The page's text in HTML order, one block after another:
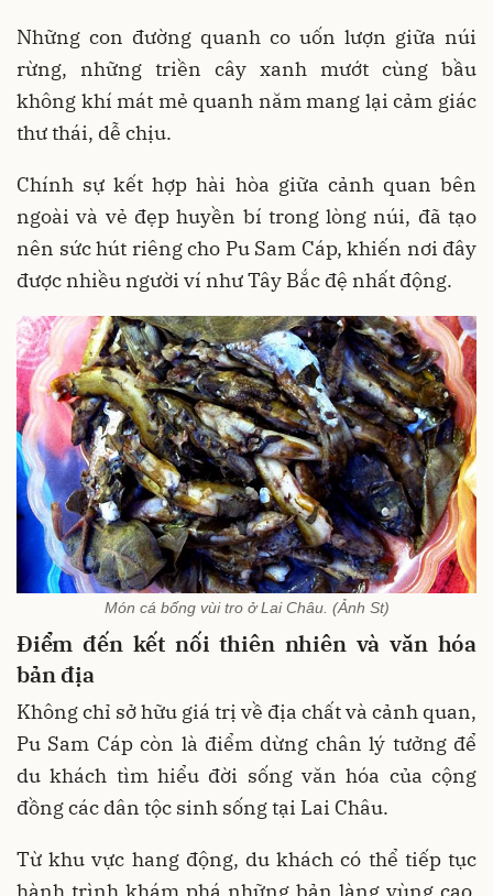
Những con đường quanh co uốn lượn giữa núi
rừng, những triền cây xanh mướt cùng bầu
không khí mát mẻ quanh năm mang lại cảm giác
thư thái, dễ chịu.
Chính sự kết hợp hài hòa giữa cảnh quan bên
ngoài và vẻ đẹp huyền bí trong lòng núi, đã tạo
nên sức hút riêng cho Pu Sam Cáp, khiến nơi đây
được nhiều người ví như Tây Bắc đệ nhất động.
Món cá bống vùi tro ở Lai Châu. (Ảnh St)
Điểm đến kết nối thiên nhiên và văn hóa
bản địa
Không chỉ sở hữu giá trị về địa chất và cảnh quan,
Pu Sam Cáp còn là điểm dừng chân lý tưởng để
du khách tìm hiểu đời sống văn hóa của cộng
đồng các dân tộc sinh sống tại Lai Châu.
Từ khu vực hang động, du khách có thể tiếp tục